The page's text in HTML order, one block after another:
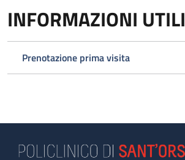
INFORMAZIONI UTILI
Prenotazione prima visita